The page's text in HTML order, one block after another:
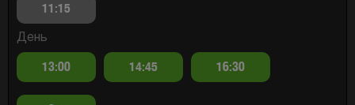
11:15
День
13:00 14:45 16:30